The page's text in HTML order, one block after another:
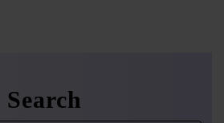
Search